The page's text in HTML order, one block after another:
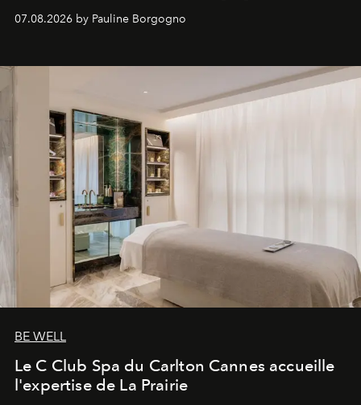
inédites et plongée dans les coulisses d'un phénomène
générationnel.
07.08.2026 by Pauline Borgogno
BE WELL
Le C Club Spa du Carlton Cannes accueille
l'expertise de La Prairie